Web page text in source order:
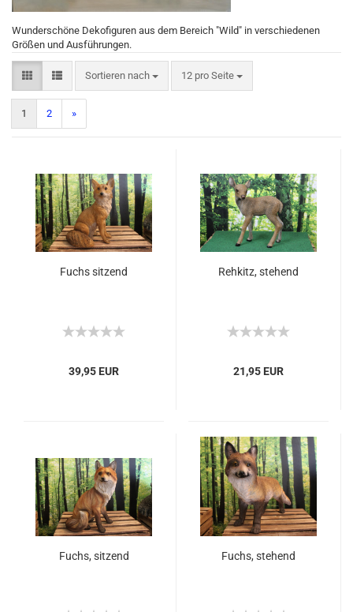
Wunderschöne Dekofiguren aus dem Bereich "Wild" in verschiedenen
Größen und Ausführungen.
Sortieren nach 12 pro Seite
1 2 »
Fuchs sitzend
39,95 EUR
Rehkitz, stehend
21,95 EUR
Fuchs, sitzend Fuchs, stehend